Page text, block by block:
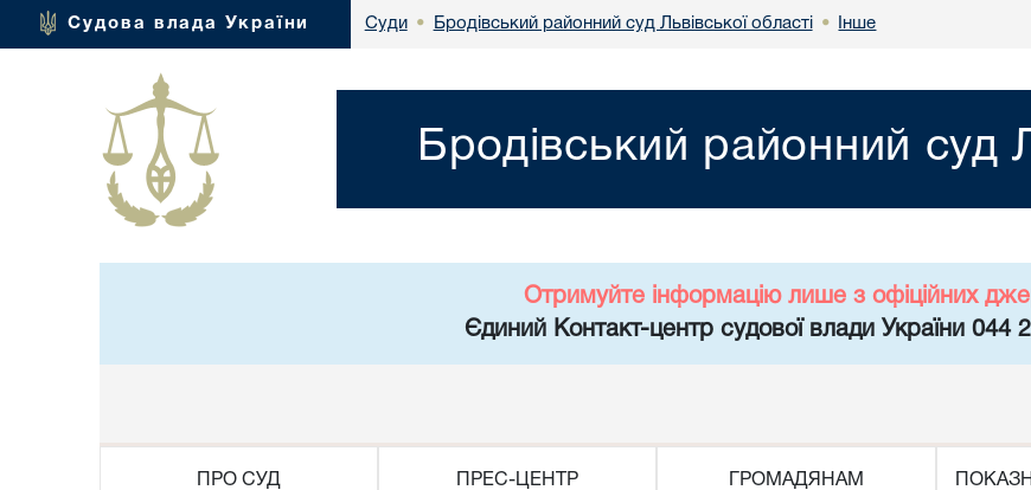
Судова влада України Суди • Бродівський районний суд Львівської області • Інше
Бродівський районний суд
Отримуйте інформацію лише з офіційних
Єдиний Контакт-центр судової влади України 044
ПРО СУД ПРЕС-ЦЕНТР ГРОМАДЯНАМ